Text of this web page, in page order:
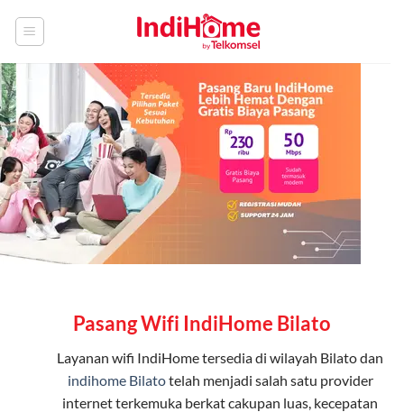
Pasang Wifi IndiHome Bilato
Layanan wifi IndiHometersedia di wilayah Bilato dan
indihome Bilatotelah menjadi salah satu provider
internet terkemuka berkat cakupan luas, kecepatan